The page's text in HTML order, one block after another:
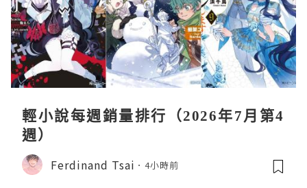
輕小說每週銷量排行（2026年7月第4
週）
Ferdinand Tsai 4小時前